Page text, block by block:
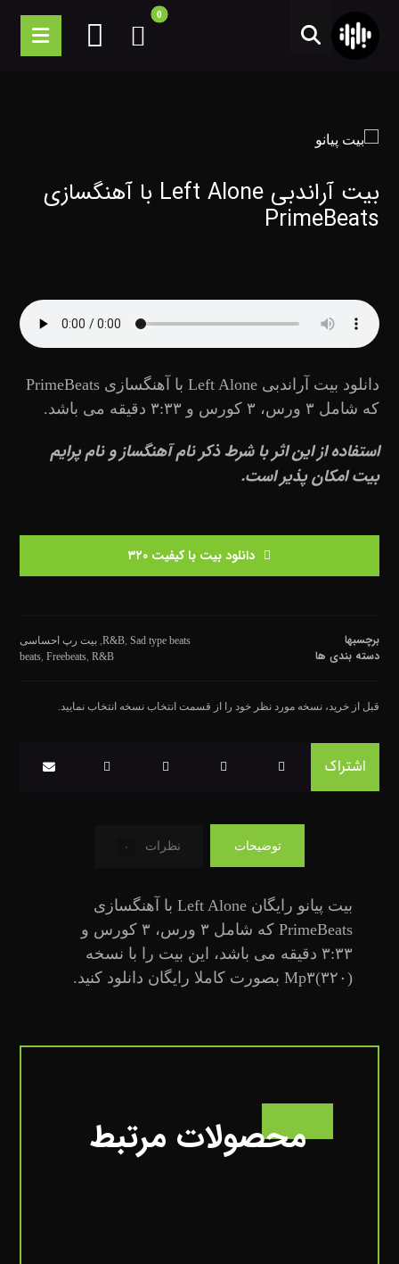
بیت آراندبی Left Alone با آهنگسازی
PrimeBeats
دانلود بیت آراندبی Left Alone با آهنگسازی PrimeBeats
که شامل ۳ ورس، ۳ کورس و ۳:۳۳ دقیقه می باشد.
استفاده از این اثر با شرط ذکر نام آهنگساز و نام پرایم
بیت امکان پذیر است.
دانلود بیت با کیفیت ۳۲۰
برچسبها R&B,Sad type beats
, بیت رپ احساسی
دسته بندی ها beats,Freebeats,R&B
قبل از خرید، نسخه مورد نظر خود را از قسمت انتخاب نسخه انتخاب نمایید.
توضیحات نظرات ۰
بیت پیانو رایگان Left Alone با آهنگسازی
PrimeBeats که شامل ۳ ورس، ۳ کورس و
۳:۳۳ دقیقه می باشد، این بیت را با نسخه
Mp۳(۳۲۰) بصورت کاملا رایگان دانلود کنید.
محصولات مرتبط